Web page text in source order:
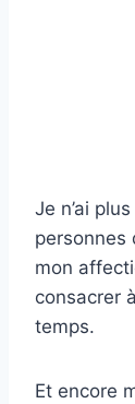
Je n’ai
personnes
mon
consacrer
temps.
Et encore